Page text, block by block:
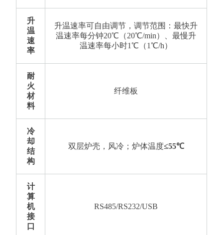
升
温
速
率
升温速率可自由调节，调节范围：最快升
温速率每分钟20℃（20℃/min）、最慢升
温速率每小时1℃（1℃/h）
耐
火
材
料
纤维板
冷
却
结
构
双层炉壳，风冷；炉体温度≤55℃
计
算
机
接
口
RS485/RS232/USB